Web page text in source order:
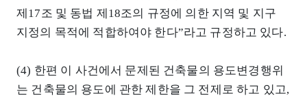
제17조 및 동법 제18조의 규정에 의한 지역 및 지구
지정의 목적에 적합하여야 한다”라고 규정하고 있다.
(4) 한편 이 사건에서 문제된 건축물의 용도변경행위
는 건축물의 용도에 관한 제한을 그 전제로 하고 있고,